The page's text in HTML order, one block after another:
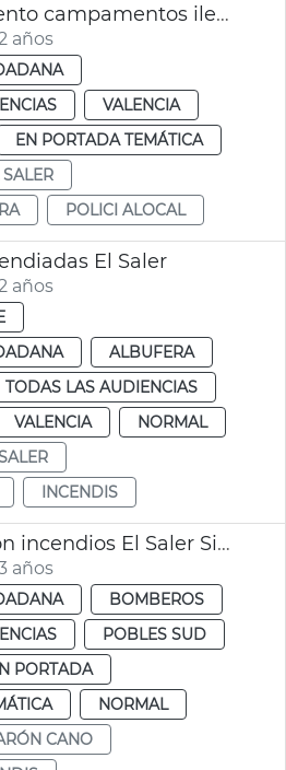
Desmantelamiento campamentos ilegales
años
VALENCIA
EN PORTADA TEMÁTICA
SALER
POLICI ALOCAL
El Saler
años
ALBUFERA
TODAS LAS AUDIENCIAS
VALENCIA
NORMAL
INCENDIS
Lluvia protección incendios El Saler Sideinfo
años
BOMBEROS
POBLES SUD
PORTADA
NORMAL
CANO